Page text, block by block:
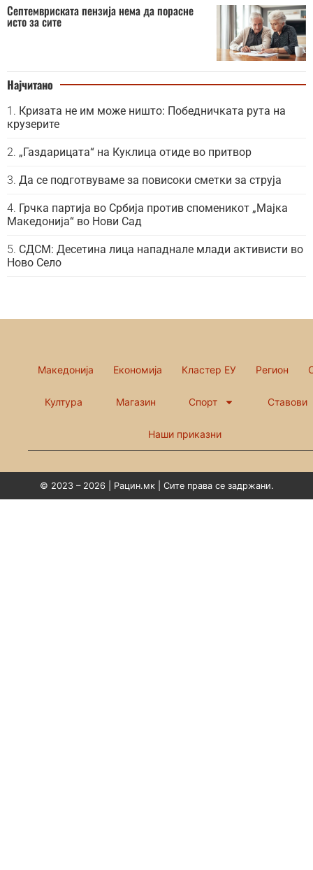
Септемвриската пензија нема да порасне
исто за сите
Најчитано
Кризата не им може ништо: Победничката рута на
крузерите
„Газдарицата“ на Куклица отиде во притвор
Да се подготвуваме за повисоки сметки за струја
Грчка партија во Србија против споменикот „Мајка
Македонија“ во Нови Сад
СДСМ: Десетина лица нападнале млади активисти во
Ново Село
Македонија Економија Кластер ЕУ Регион
Култура Магазин Спорт Ставови
Наши приказни
© 2023 – 2026 | Рацин.мк | Сите права се задржани.